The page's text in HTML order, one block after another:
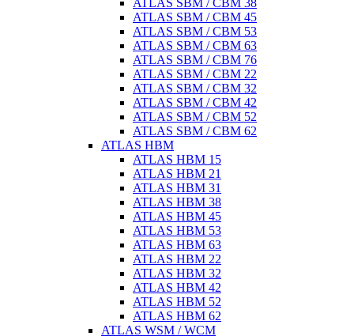
ATLAS SBM / CBM 38
ATLAS SBM / CBM 45
ATLAS SBM / CBM 53
ATLAS SBM / CBM 63
ATLAS SBM / CBM 76
ATLAS SBM / CBM 22
ATLAS SBM / CBM 32
ATLAS SBM / CBM 42
ATLAS SBM / CBM 52
ATLAS SBM / CBM 62
ATLAS HBM
ATLAS HBM 15
ATLAS HBM 21
ATLAS HBM 31
ATLAS HBM 38
ATLAS HBM 45
ATLAS HBM 53
ATLAS HBM 63
ATLAS HBM 22
ATLAS HBM 32
ATLAS HBM 42
ATLAS HBM 52
ATLAS HBM 62
ATLAS WSM / WCM